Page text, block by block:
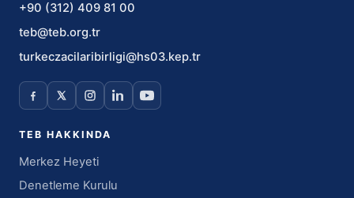
+90 (312) 409 81 00
teb@teb.org.tr
turkeczacilaribirligi@hs03.kep.tr
TEB HAKKINDA
Merkez Heyeti
Denetleme Kurulu